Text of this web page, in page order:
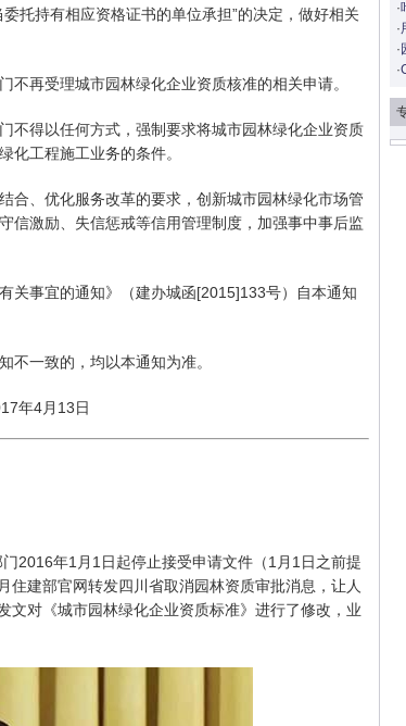
·
·
·
·
托持有相应资格证书的单位承担”的决定，做好相关
不再受理城市园林绿化企业资质核准的相关申请。
不得以任何方式，强制要求将城市园林绿化企业资质
化工程施工业务的条件。
合、优化服务改革的要求，创新城市园林绿化市场管
信激励、失信惩戒等信用管理制度，加强事中事后监
关事宜的通知》（建办城函[2015]133号）自本通知
不一致的，均以本通知为准。
年4月13日
2016年1月1日起停止接受申请文件（1月1日之前提
建部官网转发四川省取消园林资质审批消息，让人
文对《城市园林绿化企业资质标准》进行了修改，业